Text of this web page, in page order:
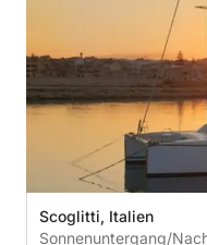
Scoglitti, Italien
Sonnenuntergang/